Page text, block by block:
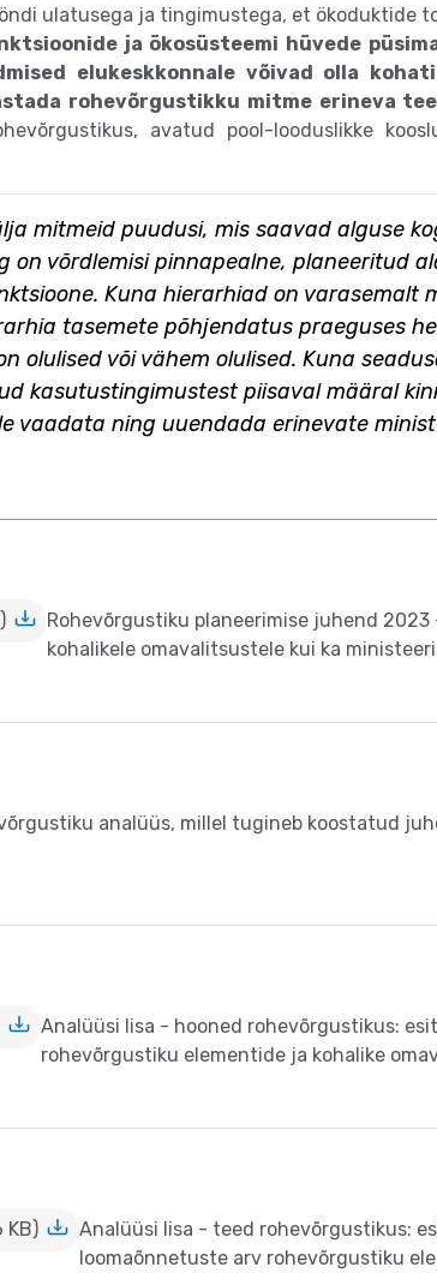
ulatusega ja tingimustega, et ökoduktide
ja ökosüsteemi hüvede
elukeskkonnale võivad olla
rohevõrgustikku mitme erineva
avatud pool-looduslikke
mitmeid puudusi, mis saavad alguse
võrdlemisi pinnapealne, planeeritud
Kuna hierarhiad on varasemalt
tasemete põhjendatus praeguses
olulised või vähem olulised. Kuna
kasutustingimustest piisaval määral
vaadata ning uuendada erinevate
Rohevõrgustiku planeerimise juhend
kohalikele omavalitsustele kui ka
analüüs, millel tugineb koostatud
Analüüsi lisa - hooned rohevõrgustikus:
rohevõrgustiku elementide ja kohalike
KB)
Analüüsi lisa - teed rohevõrgustikus:
loomaõnnetuste arv rohevõrgustiku